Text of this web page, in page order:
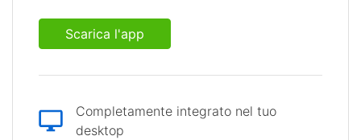
Scarica l'app
Completamente integrato nel tuo
desktop